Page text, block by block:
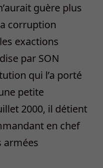
guère plus
corruption
exactions
par SON
qui l’a porté
petite
2000, il détient
en chef
armées